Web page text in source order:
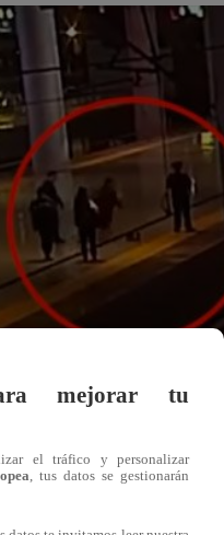
mejorar tu
el tráfico y personalizar
, tus datos se gestionarán